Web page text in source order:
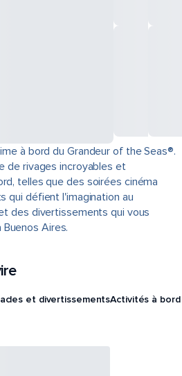
à bord du Grandeur of the Seas®.
de rivages incroyables et
telles que des soirées cinéma
qui défient l'imagination au
des divertissements qui vous
Aires.
et divertissementsActivités à bord